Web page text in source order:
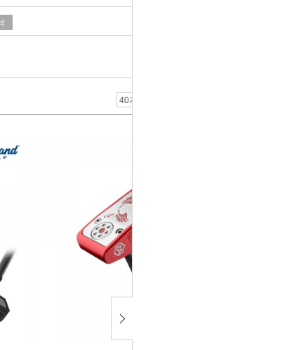
야마모토
코브라 클리브랜드